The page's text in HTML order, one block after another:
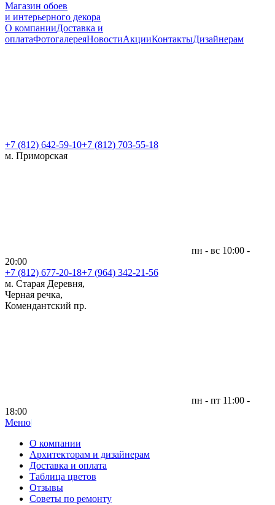
Магазин обоев
и интерьерного декора
О компанииДоставка и
оплатаФотогалереяНовостиАкцииКонтактыДизайнерам
+7 (812) 642-59-10+7 (812) 703-55-18
м. Приморская
пн - вс 10:00 -
20:00
+7 (812) 677-20-18+7 (964) 342-21-56
м. Старая Деревня,
Черная речка,
Комендантский пр.
пн - пт 11:00 -
18:00
Меню|
О компании
Архитекторам и дизайнерам
Доставка и оплата
Таблица цветов
Отзывы
Советы по ремонту